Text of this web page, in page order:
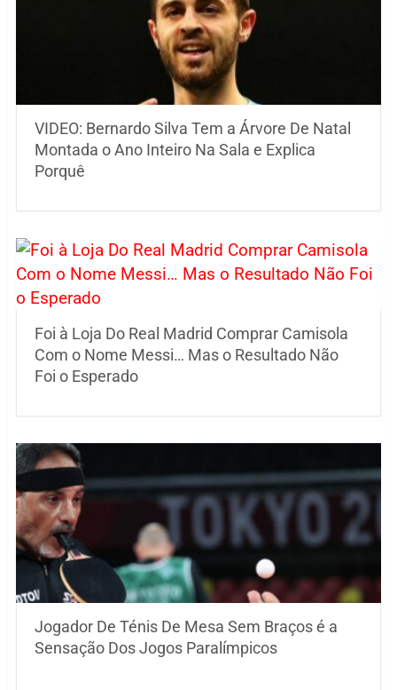
VIDEO: Bernardo Silva Tem a Árvore De Natal
Montada o Ano Inteiro Na Sala e Explica
Porquê
Foi à Loja Do Real Madrid Comprar Camisola
Com o Nome Messi… Mas o Resultado Não
Foi o Esperado
Jogador De Ténis De Mesa Sem Braços é a
Sensação Dos Jogos Paralímpicos